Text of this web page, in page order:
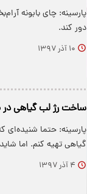
پارسینه: چای بابونه
دور کند.
۱۰ آذر ۱۳۹۷
ساخت رژ لب گیاهی در
پارسینه: حتما شنیده‌ای
گیاهی تهیه کنم. اما
۴ آذر ۱۳۹۷